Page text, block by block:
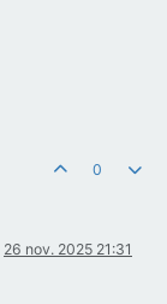
0
26 nov. 2025 21:31